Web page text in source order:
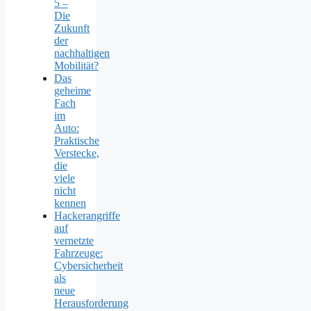
5 –
Die
Zukunft
der
nachhaltigen
Mobilität?
Das
geheime
Fach
im
Auto:
Praktische
Verstecke,
die
viele
nicht
kennen
Hackerangriffe
auf
vernetzte
Fahrzeuge:
Cybersicherheit
als
neue
Herausforderung